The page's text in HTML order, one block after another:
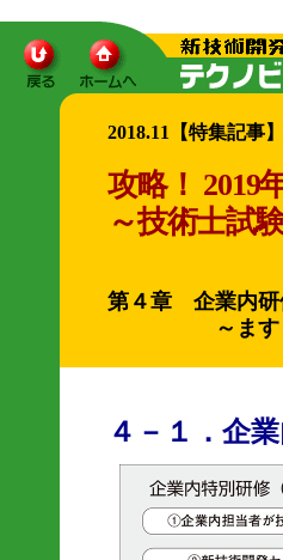
2018.11【特集記事】
攻略！ 2019
～技術士試
第４章 企業内研
～ますます増
４－１．企